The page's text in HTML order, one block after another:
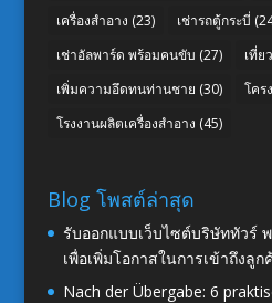
เครื่องสำอาง (23) เช่ารถตู้กระบี่
เช่าอัลพาร์ด พร้อมคนขับ (27) เที่ย
เพิ่มความอึดทนท่านชาย (30) โคร
โรงงานผลิตเครื่องสำอาง (45)
Blog โพสต์ล่าสุด
รับออกแบบเว็บไซต์บริษัททัวร์
เพื่อเพิ่มโอกาสในการเข้าถึงลูก
Nach der Übergabe: 6